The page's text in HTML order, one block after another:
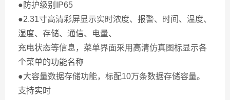
●防护级别IP65
●2.31寸高清彩屏显示实时浓度、报警、时间、温度、
湿度、存储、通信、电量、
充电状态等信息，菜单界面采用高清仿真图标显示各
个菜单的功能名称
●大容量数据存储功能，标配10万条数据存储容量。
支持实时